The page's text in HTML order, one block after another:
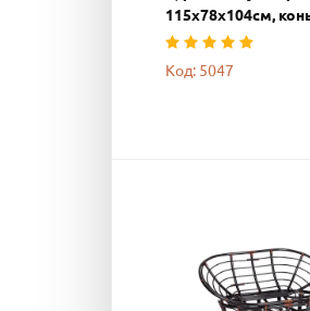
115х78х104см,
Код: 5047